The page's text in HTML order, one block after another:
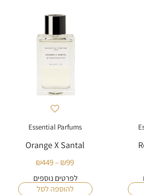
Essential Parfums
Orange X Santal
₪99
–
₪449
מחירים:לפרטים נוספים
להוספה לסל